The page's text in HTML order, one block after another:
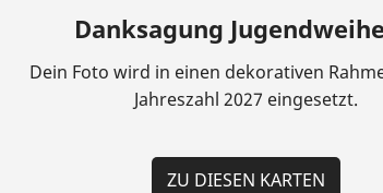
Danksagung
Dein Foto wird in einen dekorativen
Jahreszahl 2027 eingesetzt.
ZU DIESEN KARTEN